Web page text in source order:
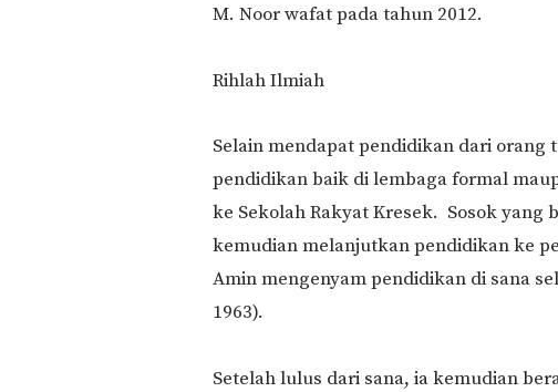
M. Noor wafat pada tahun 2012.
Rihlah Ilmiah
Selain mendapat pendidikan dari orang
pendidikan baik di lembaga formal
ke Sekolah Rakyat Kresek. Sosok
kemudian melanjutkan pendidikan ke
Amin mengenyam pendidikan di sana
1963).
Setelah lulus dari sana, ia kemudian